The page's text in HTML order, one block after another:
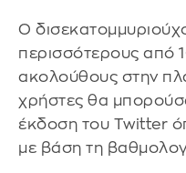
Ο
περισσότερους από
ακολούθους στην
χρήστες θα
έκδοση του Twitter
με βάση τη